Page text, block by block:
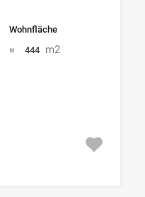
Wohnfläche
444 m2